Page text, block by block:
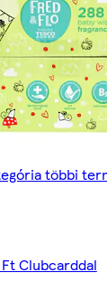
többi
Clubcarddal